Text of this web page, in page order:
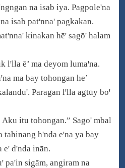
na isab iya. Pagpoleꞌna
isab patꞌnnaꞌ pagkakan.
kinakan hēꞌ sagōꞌ halam
lꞌlla ē’ ma deyom lumaꞌna.
ma bay tohongan he’
Paragan lꞌlla agtūy boꞌ
itu tohongan.” Sagoꞌ mbal
hꞌnda eꞌna ya bay
dꞌnda inān.
paꞌin sigām, angiram na